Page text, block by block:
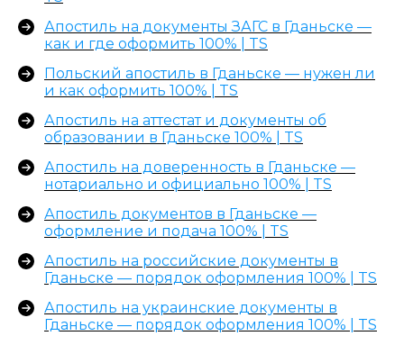
Апостиль на документы ЗАГС в Гданьске —
как и где оформить 100% | TS
Польский апостиль в Гданьске — нужен ли
и как оформить 100% | TS
Апостиль на аттестат и документы об
образовании в Гданьске 100% | TS
Апостиль на доверенность в Гданьске —
нотариально и официально 100% | TS
Апостиль документов в Гданьске —
оформление и подача 100% | TS
Апостиль на российские документы в
Гданьске — порядок оформления 100% | TS
Апостиль на украинские документы в
Гданьске — порядок оформления 100% | TS